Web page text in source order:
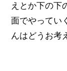
えとか下の下
面でやってい
んはどうお考